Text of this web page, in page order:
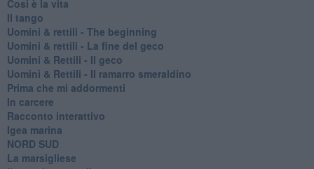
Cosi è la vita
Il tango
​Uomini & rettili - The beginning
​Uomini & rettili - La fine del geco
Uomini & Rettili - Il geco
Uomini & Rettili - Il ramarro smeraldino
Prima che mi addormenti
In carcere
Racconto interattivo
Igea marina
​NORD SUD
La marsigliese